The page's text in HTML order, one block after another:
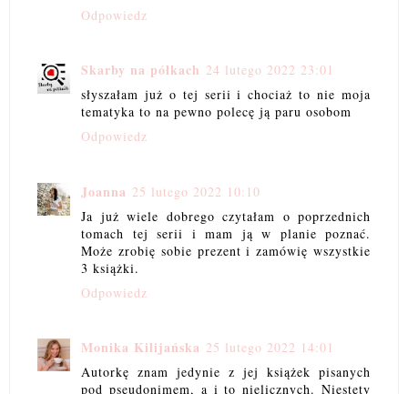
Odpowiedz
Skarby na półkach 24 lutego 2022 23:01
słyszałam już o tej serii i chociaż to nie moja
tematyka to na pewno polecę ją paru osobom
Odpowiedz
Joanna 25 lutego 2022 10:10
Ja już wiele dobrego czytałam o poprzednich
tomach tej serii i mam ją w planie poznać.
Może zrobię sobie prezent i zamówię wszystkie
3 książki.
Odpowiedz
Monika Kilijańska 25 lutego 2022 14:01
Autorkę znam jedynie z jej książek pisanych
pod pseudonimem, a i to nielicznych. Niestety